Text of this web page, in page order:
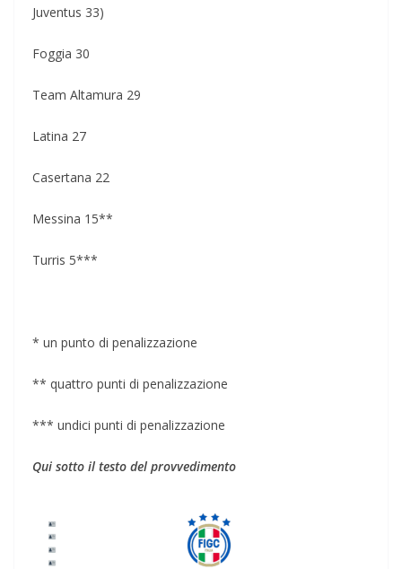
Juventus 33)
Foggia 30
Team Altamura 29
Latina 27
Casertana 22
Messina 15**
Turris 5***
* un punto di penalizzazione
** quattro punti di penalizzazione
*** undici punti di penalizzazione
Qui sotto il testo del provvedimento